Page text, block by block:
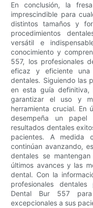
En conclusión, la
imprescindible para
distintos tamaños y
procedimientos
versátil e
conocimiento y
557, los profesionales
eficaz y eficiente una
dentales. Siguiendo las
en esta guía definitiva,
garantizar el uso y
herramienta crucial. En
desempeña un
resultados dentales
pacientes. A medida
continúan avanzando,
dentales se
últimos avances y las
dental. Con la
profesionales
Dental Bur 557
excepcionales a sus